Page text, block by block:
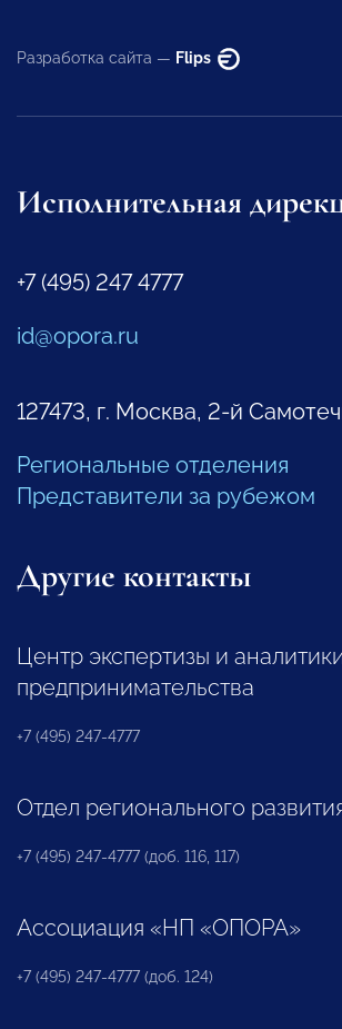
Разработка сайта — Flips
Исполнительная
+7 (495) 247 4777
id@opora.ru
127473, г. Москва, 2-й
Региональные отделения
Представители за рубежом
Другие контакты
Центр экспертизы и
предпринимательства
+7 (495) 247-4777
Отдел регионального
+7 (495) 247-4777 (доб. 116, 117)
Ассоциация «НП «ОПОРА»
+7 (495) 247-4777 (доб. 124)